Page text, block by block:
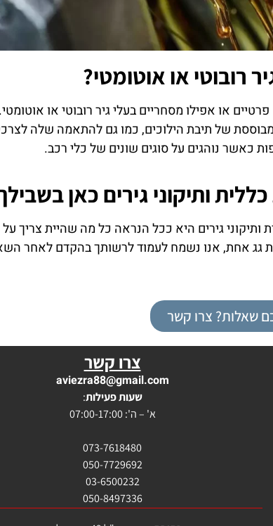
או אוטומטי?
או אפילו מסחריים בעלי גיר רובוטי או
של תיבת הילוכים, כמו גם להתאמה שלה
כאשר נוהגים על סוגים שונים של כלי רכב.
של מוסך 2000- מכונאות כללית ותיקוני גירים היא ככל הנראה כל מה
גג אחת, אנו נשמח לעמוד לרשותך בהקדם לאחר
שאלות? צרו קשר
צרו קשר
aviezra88@gmail.com
שעות פעילות:
א' – ה': 07:00-17:00
073-7618480
050-7729692
03-6500232
050-8497336